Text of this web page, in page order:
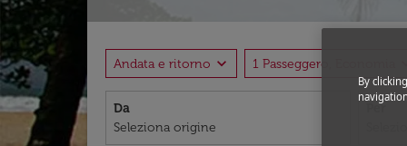
Andata e ritorno expand_more 1 Passeggero, Economia
Da Per
By